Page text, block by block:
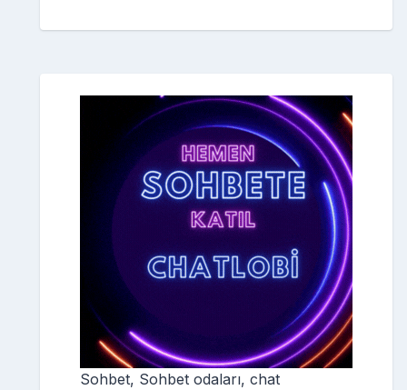
Sohbet, Sohbet odaları, chat